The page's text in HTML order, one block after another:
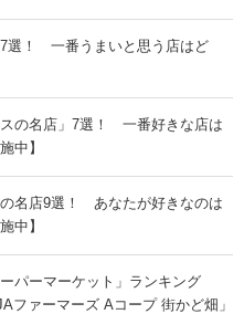
7選！ 一番うまいと思う店はど
スの名店」7選！ 一番好きな店は
中】
名店9選！ あなたが好きなのは
中】
パーマーケット」ランキング
ァーマーズ Aコープ 街かど畑」